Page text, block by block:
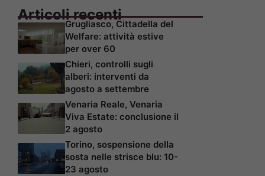
Articoli recenti
Grugliasco, Cittadella del
Welfare: attività estive
per over 60
Chieri, controlli sugli
alberi: interventi da
agosto a settembre
Venaria Reale, Venaria
Viva Estate: conclusione il
2 agosto
Torino, sospensione della
sosta nelle strisce blu: 10-
23 agosto